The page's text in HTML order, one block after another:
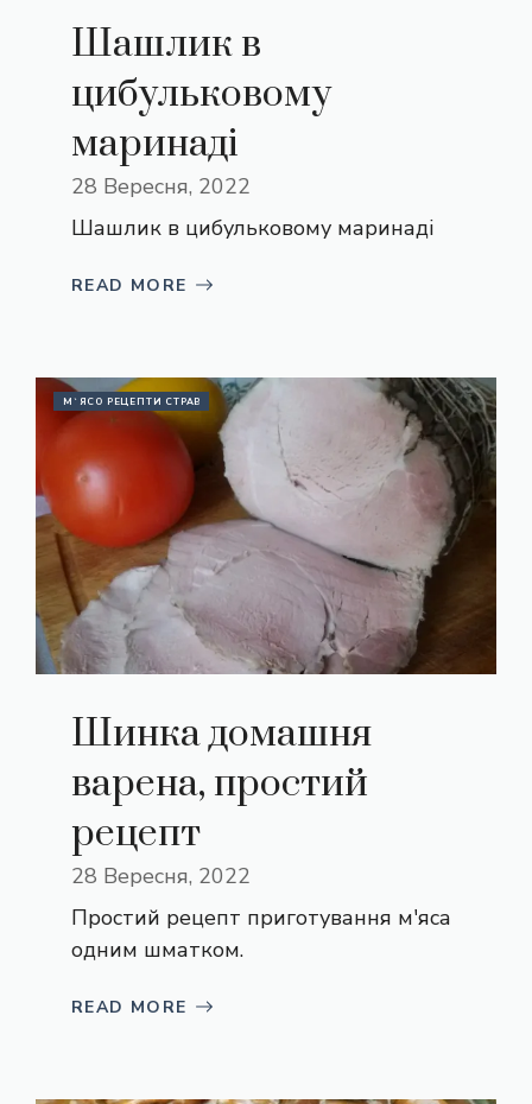
Шашлик в
цибульковому
маринаді
28 Вересня, 2022
Шашлик в цибульковому маринаді
READ MORE
М`ЯСО РЕЦЕПТИ СТРАВ
Шинка домашня
варена, простий
рецепт
28 Вересня, 2022
Простий рецепт приготування м'яса
одним шматком.
READ MORE